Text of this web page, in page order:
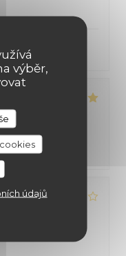
výběr,
údajů
sont bien
:5/5 Kvalita /